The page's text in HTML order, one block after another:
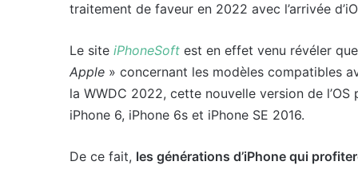
traitement de faveur en 2022 avec l’arrivée
Le site iPhoneSoft est en effet venu révéler
Apple » concernant les modèles compatibles
la WWDC 2022, cette nouvelle version de
iPhone 6, iPhone 6s et iPhone SE 2016.
De ce fait, les générations d’iPhone qui